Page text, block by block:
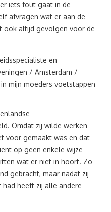
iets fout gaat in de
afvragen wat er aan de
ook altijd gevolgen voor de
en
/ Amsterdam /
mijn moeders voetstappen
Omdat zij wilde werken
voor gemaakt was en dat
op geen enkele wijze
wat er niet in hoort. Zo
gebracht, maar nadat zij
had heeft zij alle andere